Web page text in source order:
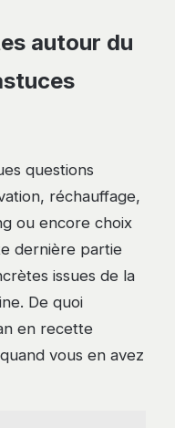
autour du
questions
réchauffage,
ou encore choix
dernière partie
issues de la
De quoi
en recette
vous en avez